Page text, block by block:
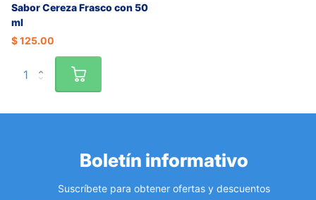
Sabor Cereza Frasco con 50
ml
$ 125.00
Boletín informativo
Suscríbete para obtener ofertas y descuentos